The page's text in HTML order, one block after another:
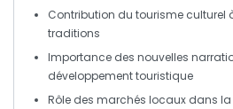
Contribution du tourisme culturel
traditions
Importance des nouvelles
développement touristique
Rôle des marchés locaux dans